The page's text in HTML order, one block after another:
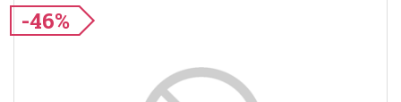
-46%